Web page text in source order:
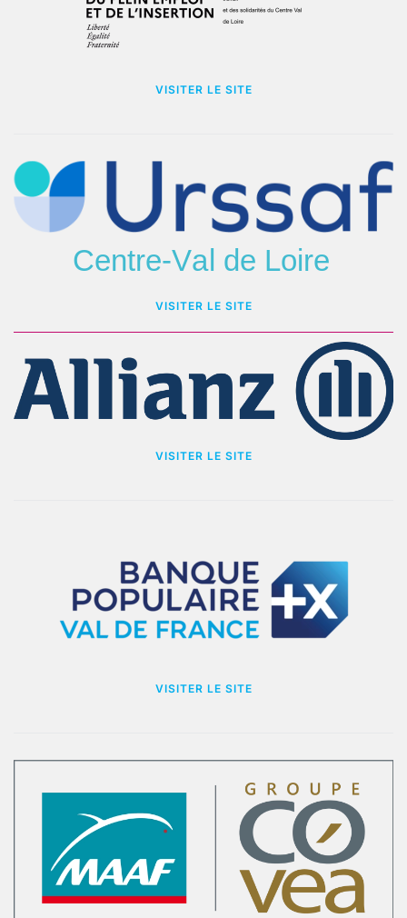
VISITER LE SITE
VISITER LE SITE
VISITER LE SITE
VISITER LE SITE